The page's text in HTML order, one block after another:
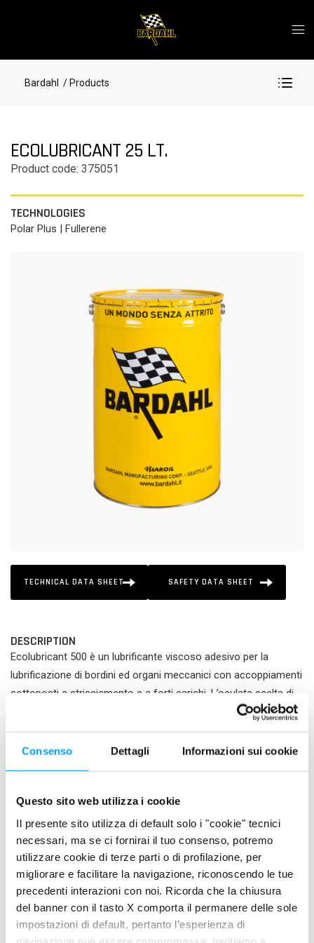
Consenso Dettagli Informazioni sui cookie
Questo sito web utilizza i cookie
Il presente sito utilizza di default solo i "cookie" tecnici
necessari, ma se ci fornirai il tuo consenso, potremo
utilizzare cookie di terze parti o di profilazione, per
migliorare e facilitare la navigazione, riconoscendo le tue
precedenti interazioni con noi. Ricorda che la chiusura
del banner con il tasto X comporta il permanere delle sole
impostazioni di default, pertanto l’esperienza di
Bardahl / Products
ECOLUBRICANT 25 LT.
Product code: 375051
TECHNOLOGIES
Polar Plus | Fullerene
TECHNICAL DATA SHEET SAFETY DATA SHEET
DESCRIPTION
Ecolubricant 500 è un lubrificante viscoso adesivo per la
lubrificazione di bordini ed organi meccanici con accoppiamenti
sottoposti a strisciamento e a forti carichi. L’oculata scelta di
basi di origine vegetale ed additivi ad alta biodegradabilità
riducono l’impatto ambientale e lo rendono adatto in tutte
quelle applicazioni ove vi sia il rischio di dispersione del
PROPERTIES
Ecolubricant 500 è formulato con l’esclusivo additivo BARDAHL
FULLERENE + POLAR PLUS che attraverso la sua azione
antiattrito ed EP è in grado di proteggere le superfici dall’usura e
dalle sollecitazioni meccaniche gravose.